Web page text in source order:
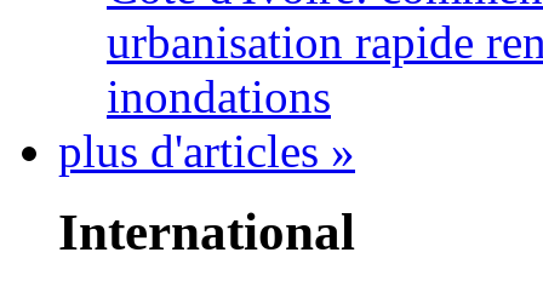
urbanisation rapide
inondations
plus d'articles »
International